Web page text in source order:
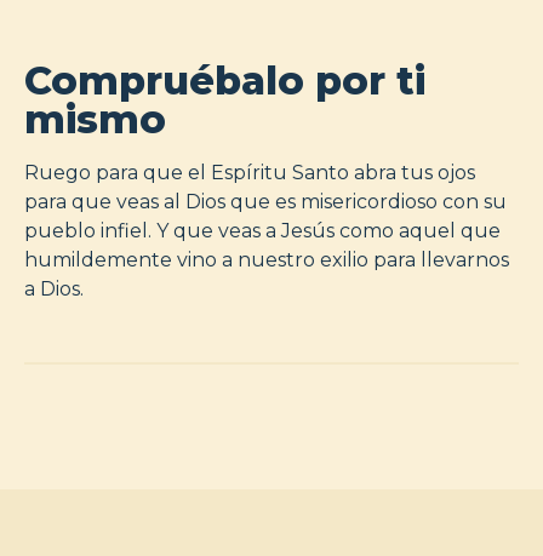
Compruébalo por ti
mismo
Ruego para que el Espíritu Santo abra tus ojos
para que veas al Dios que es misericordioso con su
pueblo infiel. Y que veas a Jesús como aquel que
humildemente vino a nuestro exilio para llevarnos
a Dios.